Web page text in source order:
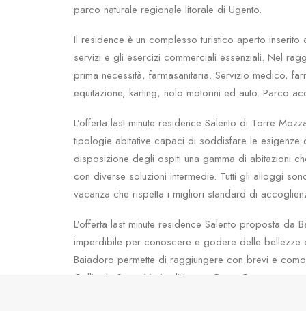
parco naturale regionale litorale di Ugento.
Il residence è un complesso turistico aperto
servizi e gli esercizi commerciali essenziali. Nel
prima necessità, farmasanitaria. Servizio medico,
equitazione, karting, nolo motorini ed auto. Parco
L’offerta last minute residence Salento di Torre
tipologie abitative capaci di soddisfare le
disposizione degli ospiti una gamma di abitazioni
con diverse soluzioni intermedie. Tutti gli alloggi
vacanza che rispetta i migliori standard di
L’offerta last minute residence Salento proposta da
imperdibile per conoscere e godere delle bellezze
Baiadoro permette di raggiungere con brevi e
Gallipoli, Santa Maria di Leuca. Porto Cesareo ma